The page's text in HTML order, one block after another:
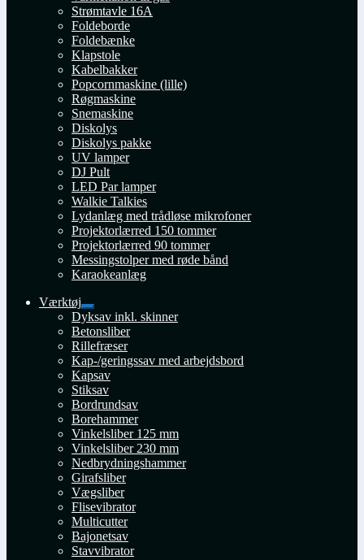
Strømtavle 16A
Foldeborde
Foldebænke
Klapstole
Kabelbakker
Popcornmaskine (lille)
Røgmaskine
Snemaskine
Diskolys
Diskolys pakke
UV lamper
DJ Pult
LED Par lamper
Walkie Talkies
Lydanlæg med trådløse mikrofoner
Projektorlærred 150 tommer
Projektorlærred 90 tommer
Messingstolper med røde bånd
Karaokeanlæg
Værktøj
Udfold
undermenu
Dyksav inkl. skinner
Betonsliber
Rillefræser
Kap-/geringssav med arbejdsbord
Kapsav
Stiksav
Bordrundsav
Borehammer
Vinkelsliber 125 mm
Vinkelsliber 230 mm
Nedbrydningshammer
Girafsliber
Vægsliber
Flisevibrator
Multicutter
Bajonetsav
Stavvibrator